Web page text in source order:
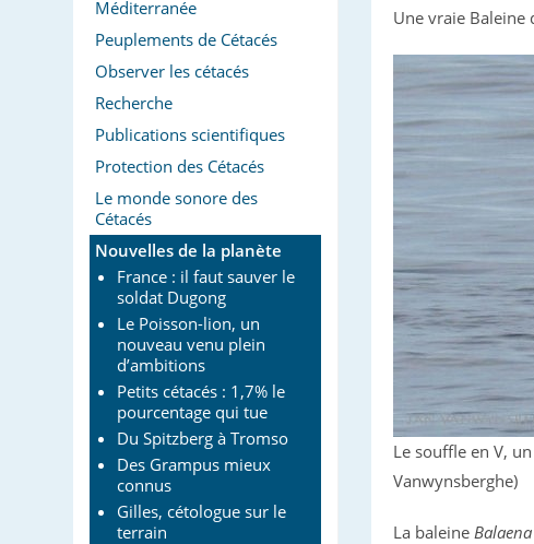
Une vraie Baleine
Le souffle en V,
Vanwynsberghe)
La baleine
Méditerranée
Peuplements de Cétacés
Observer les cétacés
Recherche
Publications scientifiques
Protection des Cétacés
Le monde sonore des
Cétacés
Nouvelles de la planète
France : il faut sauver le
soldat Dugong
Le Poisson-lion, un
nouveau venu plein
d’ambitions
Petits cétacés : 1,7% le
pourcentage qui tue
Du Spitzberg à Tromso
Des Grampus mieux
connus
Gilles, cétologue sur le
terrain